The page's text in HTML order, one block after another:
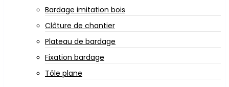
Bardage imitation bois
Clôture de chantier
Plateau de bardage
Fixation bardage
Tôle plane